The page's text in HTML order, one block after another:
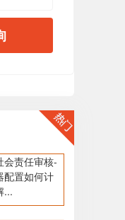
会责任审核-
配置如何计
...